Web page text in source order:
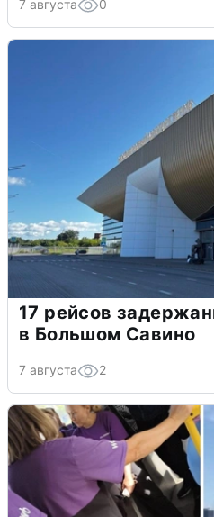
7 августа 0
17 рейсов
в Большом Савино
7 августа 2